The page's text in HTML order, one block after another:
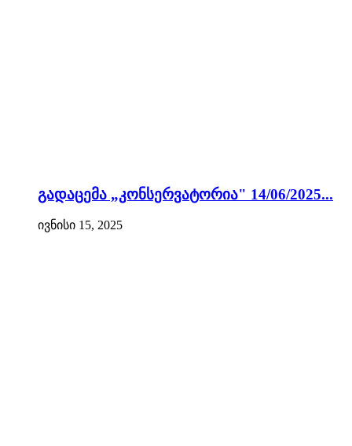
გადაცემა „კონსერვატორია" 14/06/2025...
ივნისი 15, 2025